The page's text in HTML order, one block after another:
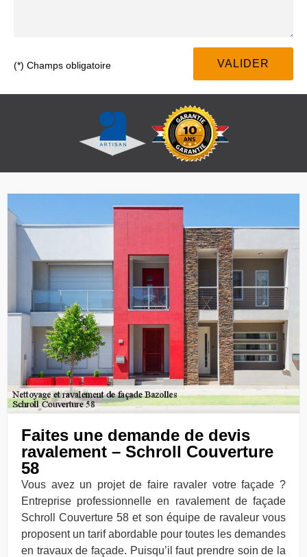
(*) Champs obligatoire
Faites une demande de devis
ravalement – Schroll Couverture
58
Vous avez un projet de faire ravaler votre façade ?
Entreprise professionnelle en ravalement de façade
Schroll Couverture 58 et son équipe de ravaleur vous
proposent un tarif abordable pour toutes les demandes
en travaux de façade. Puisqu’il faut prendre soin de la